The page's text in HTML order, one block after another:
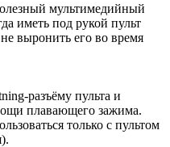
мультимедийный
иметь под рукой пульт
выронить его во время
разъёму пульта и
плавающего зажима.
только с пультом